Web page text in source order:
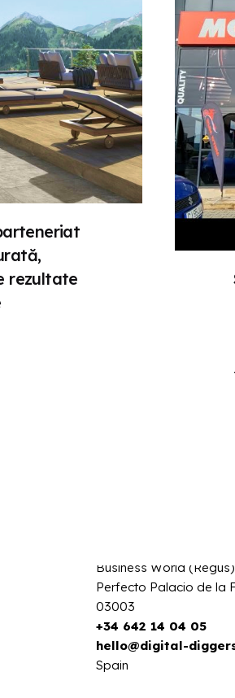
rezultate
HQ - Cluj-Napoca
Devoratorii de
Str. Brâncuși, 106
+40 753 816 813
Via San Vittore, 39,
Business World (Regus)
Perfecto Palacio de la
03003
+34 642 14 04 05
hello@digital-
Spain